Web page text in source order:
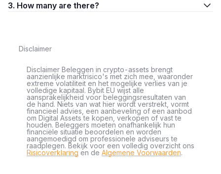
3. How many are there?
Disclaimer
Disclaimer Beleggen in crypto-assets brengt
aanzienlijke marktrisico's met zich mee, waaronder
extreme volatiliteit en het mogelijke verlies van je
volledige kapitaal. Bybit EU wijst alle
aansprakelijkheid voor beleggingsresultaten van
de hand. Niets van wat hier wordt verstrekt, vormt
financieel advies, een aanbeveling of een aanbod
om Digital Assets te kopen, verkopen of vast te
houden. Beleggers moeten onafhankelijk hun
financiële situatie beoordelen en worden
aangemoedigd om professionele adviseurs te
raadplegen. Bekijk voor een volledig overzicht ons
Risicoverklaring en de Algemene Voorwaarden.